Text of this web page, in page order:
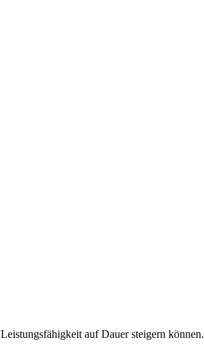
Leistungsfähigkeit auf Dauer steigern können.